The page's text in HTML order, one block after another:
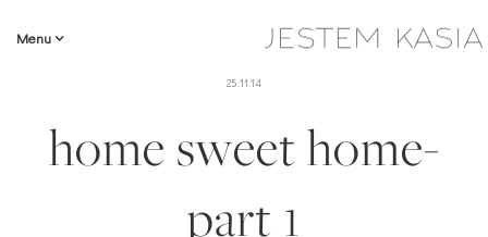
Menu
25.11.14
home sweet home-
part 1